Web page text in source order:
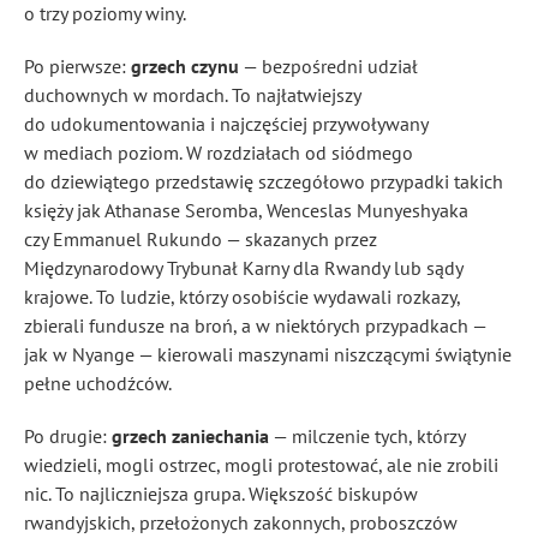
o trzy poziomy winy.
Po pierwsze: grzech czynu — bezpośredni udział
duchownych w mordach. To najłatwiejszy
do udokumentowania i najczęściej przywoływany
w mediach poziom. W rozdziałach od siódmego
do dziewiątego przedstawię szczegółowo przypadki takich
księży jak Athanase Seromba, Wenceslas Munyeshyaka
czy Emmanuel Rukundo — skazanych przez
Międzynarodowy Trybunał Karny dla Rwandy lub sądy
krajowe. To ludzie, którzy osobiście wydawali rozkazy,
zbierali fundusze na broń, a w niektórych przypadkach —
jak w Nyange — kierowali maszynami niszczącymi świątynie
pełne uchodźców.
Po drugie: grzech zaniechania — milczenie tych, którzy
wiedzieli, mogli ostrzec, mogli protestować, ale nie zrobili
nic. To najliczniejsza grupa. Większość biskupów
rwandyjskich, przełożonych zakonnych, proboszczów